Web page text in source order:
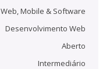
Web, Mobile & Software
Desenvolvimento Web
Aberto
Intermediário